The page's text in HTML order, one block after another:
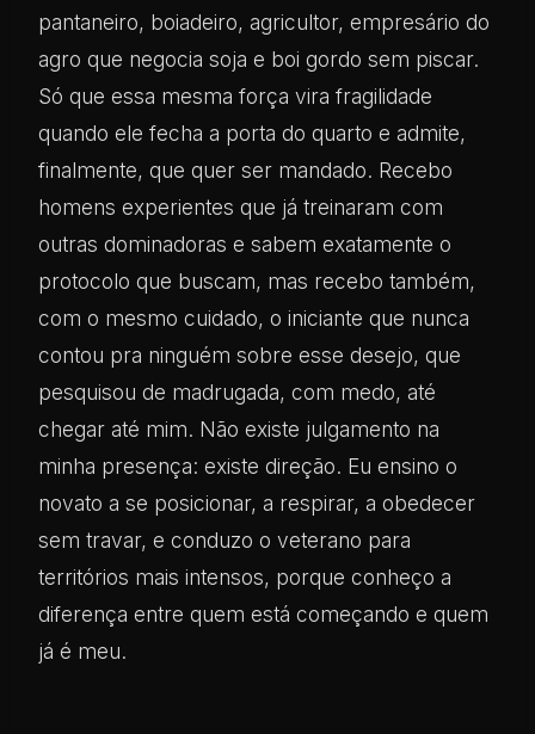
pantaneiro, boiadeiro, agricultor, empresário do
agro que negocia soja e boi gordo sem piscar.
Só que essa mesma força vira fragilidade
quando ele fecha a porta do quarto e admite,
finalmente, que quer ser mandado. Recebo
homens experientes que já treinaram com
outras dominadoras e sabem exatamente o
protocolo que buscam, mas recebo também,
com o mesmo cuidado, o iniciante que nunca
contou pra ninguém sobre esse desejo, que
pesquisou de madrugada, com medo, até
chegar até mim. Não existe julgamento na
minha presença: existe direção. Eu ensino o
novato a se posicionar, a respirar, a obedecer
sem travar, e conduzo o veterano para
territórios mais intensos, porque conheço a
diferença entre quem está começando e quem
já é meu.